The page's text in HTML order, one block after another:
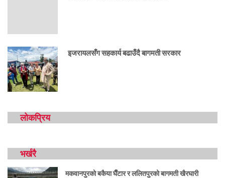
इजरायलसँग सहकार्य बढाउँदै बागमती सरकार
लोकप्रिय
भर्खरै
मकवानपुरको बकैया घैँटार र ललितपुरको बागमती खैरघारी